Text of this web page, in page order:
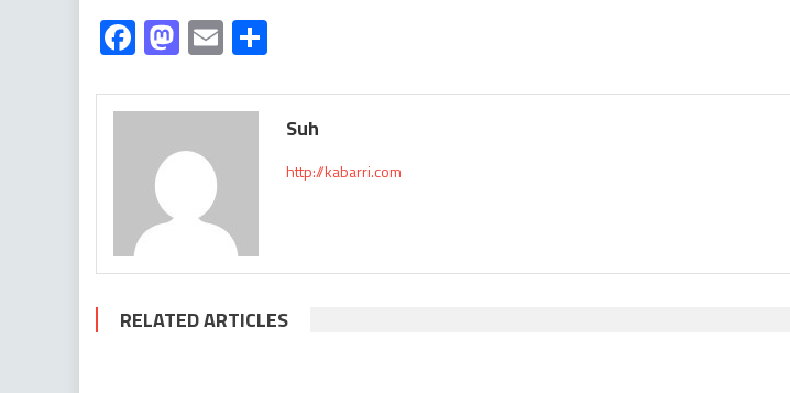
Facebook
Mastodon
Email
Suh
http://kabarri.com
RELATED ARTICLES